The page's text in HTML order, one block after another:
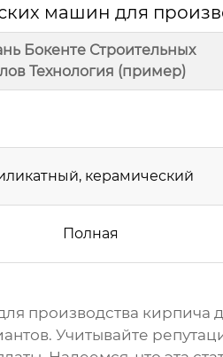
машин для
Бокенте Строительных
Технология (пример)
керамический
Полная
производства кирпича
Учитывайте